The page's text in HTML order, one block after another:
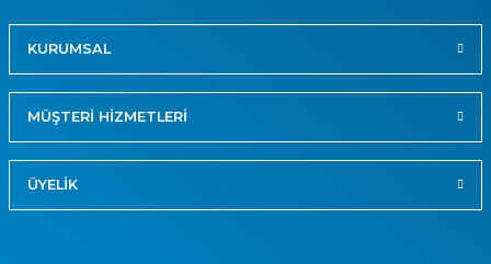
KURUMSAL
MÜŞTERİ HİZMETLERİ
ÜYELİK